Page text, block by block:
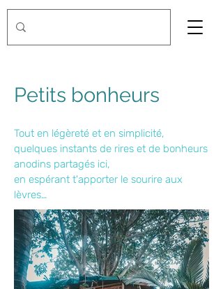
Petits bonheurs
Tout en légèreté et en simplicité,
quelques instants de rires et de bonheurs
anodins partagés ici,
en espérant t'apporter le sourire aux
lèvres…